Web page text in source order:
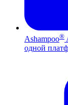
Ashampoo®
одной